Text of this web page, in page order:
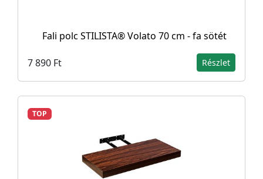
Fali polc STILISTA® Volato 70 cm - fa sötét
7 890 Ft Részlet
TOP